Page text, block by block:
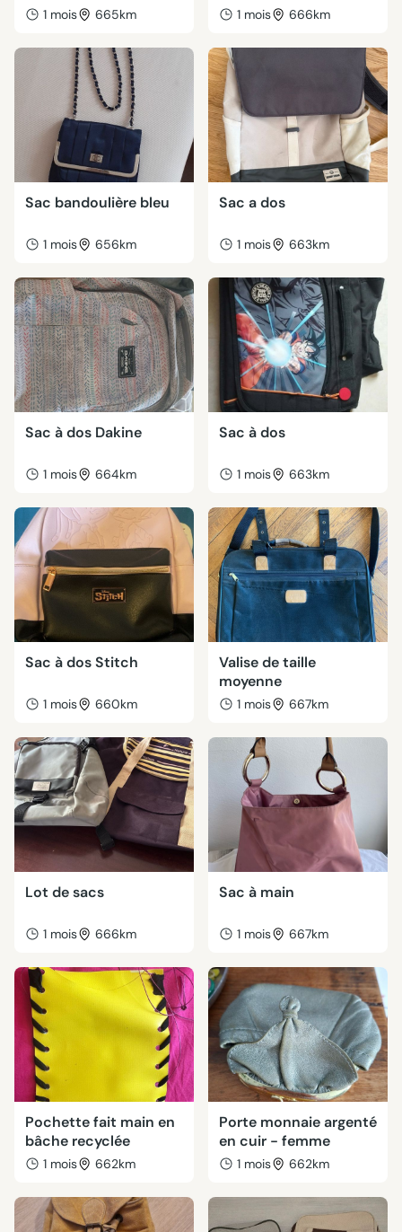
1 mois 665km 1 mois 666km
Sac bandoulière bleu
1 mois 656km
Sac a dos
1 mois 663km
Sac à dos Dakine
1 mois 664km
Sac à dos
1 mois 663km
Sac à dos Stitch
1 mois 660km
Valise de taille
moyenne
1 mois 667km
Lot de sacs
1 mois 666km
Sac à main
1 mois 667km
Pochette fait main en
bâche recyclée
1 mois 662km
Porte monnaie argenté
en cuir - femme
1 mois 662km